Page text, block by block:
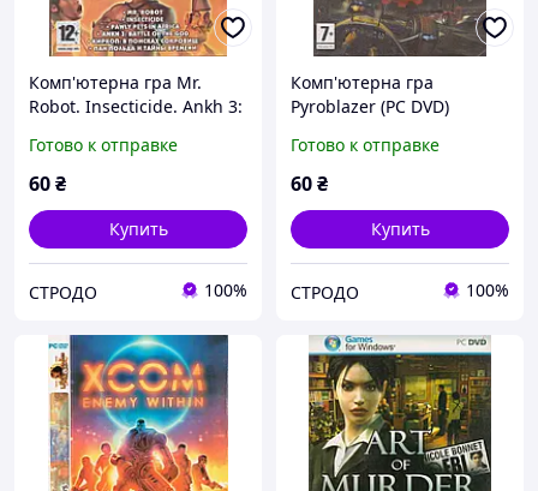
Комп'ютерна гра Mr.
Robot. Insecticide. Ankh 3:
ROM)
Готово к отправке
60₴
Купить
СТРОДО 100%
Комп'ютерна гра
Pyroblazer (PC DVD)
Готово к отправке
60₴
Купить
СТРОДО 100%